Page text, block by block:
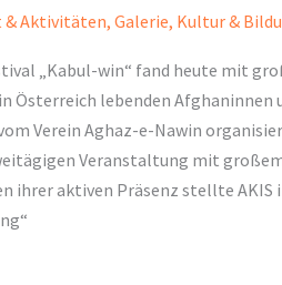
& Aktivitäten, Galerie, Kultur &
„Kabul-win“ fand heute mit
Österreich lebenden Afghaninnen
Verein Aghaz-e-Nawin
Veranstaltung mit
ihrer aktiven Präsenz stellte AKIS